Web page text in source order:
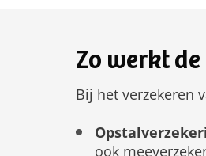
Zo werkt
Bij het verzekeren
ook